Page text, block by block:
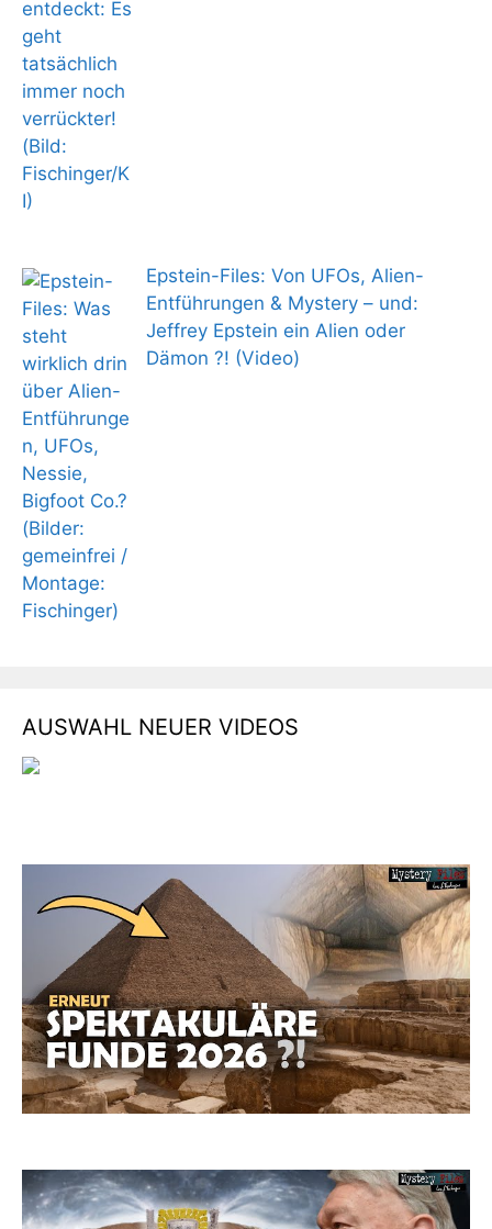
Epstein-Files: Von UFOs, Alien-
Entführungen & Mystery – und:
Jeffrey Epstein ein Alien oder
Dämon ?! (Video)
AUSWAHL NEUER VIDEOS